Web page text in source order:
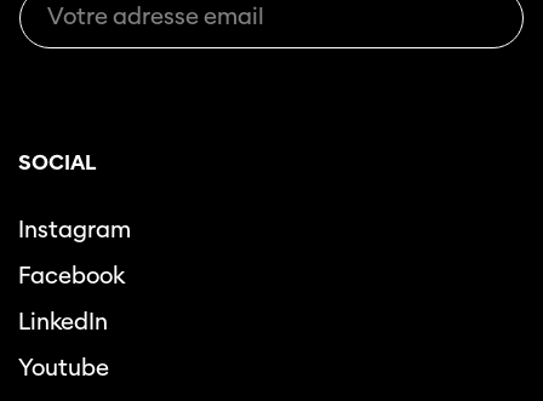
SOCIAL
Instagram
Facebook
LinkedIn
Youtube